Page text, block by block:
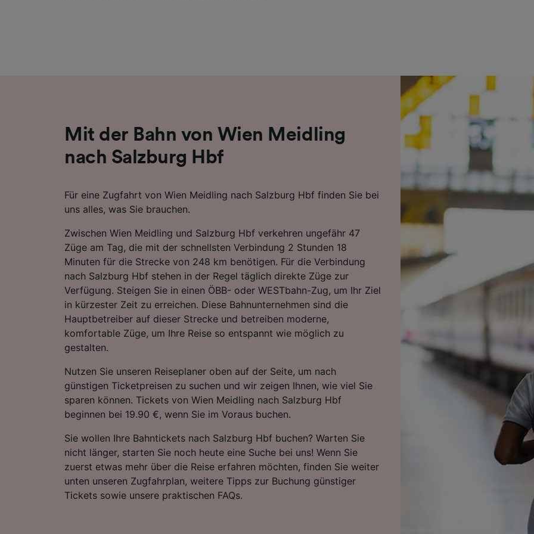
Mit der Bahn von Wien Meidling
nach Salzburg Hbf
Für eine Zugfahrt von Wien Meidling nach Salzburg Hbf finden Sie bei
uns alles, was Sie brauchen.
Zwischen Wien Meidling und Salzburg Hbf verkehren ungefähr 47
Züge am Tag, die mit der schnellsten Verbindung 2 Stunden 18
Minuten für die Strecke von 248 km benötigen. Für die Verbindung
nach Salzburg Hbf stehen in der Regel täglich direkte Züge zur
Verfügung. Steigen Sie in einen ÖBB- oder WESTbahn-Zug, um Ihr Ziel
in kürzester Zeit zu erreichen. Diese Bahnunternehmen sind die
Hauptbetreiber auf dieser Strecke und betreiben moderne,
komfortable Züge, um Ihre Reise so entspannt wie möglich zu
gestalten.
Nutzen Sie unseren Reiseplaner oben auf der Seite, um nach
günstigen Ticketpreisen zu suchen und wir zeigen Ihnen, wie viel Sie
sparen können. Tickets von Wien Meidling nach Salzburg Hbf
beginnen bei 19.90 €, wenn Sie im Voraus buchen.
Sie wollen Ihre Bahntickets nach Salzburg Hbf buchen? Warten Sie
nicht länger, starten Sie noch heute eine Suche bei uns! Wenn Sie
zuerst etwas mehr über die Reise erfahren möchten, finden Sie weiter
unten unseren Zugfahrplan, weitere Tipps zur Buchung günstiger
Tickets sowie unsere praktischen FAQs.